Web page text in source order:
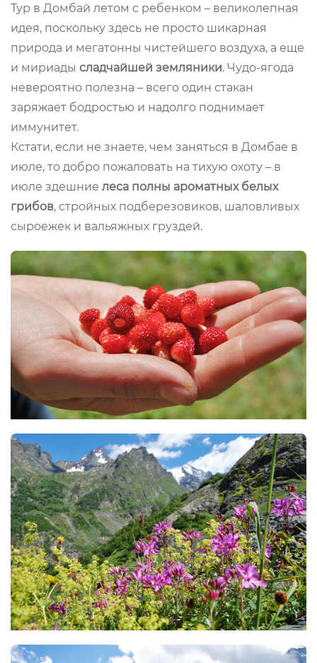
Тур в Домбай летом с ребенком – великолепная
идея, поскольку здесь не просто шикарная
природа и мегатонны чистейшего воздуха, а еще
и мириады сладчайшей земляники. Чудо-ягода
невероятно полезна – всего один стакан
заряжает бодростью и надолго поднимает
иммунитет.
Кстати, если не знаете, чем заняться в Домбае в
июле, то добро пожаловать на тихую охоту – в
июле здешние леса полны ароматных белых
грибов, стройных подберезовиков, шаловливых
сыроежек и вальяжных груздей.